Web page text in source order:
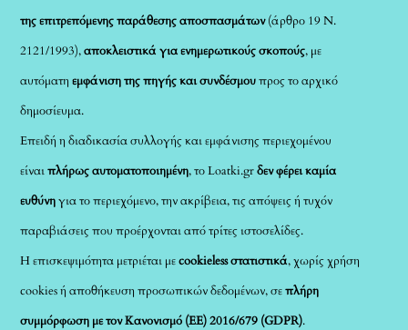
της επιτρεπόμενης παράθεσης αποσπασμάτων(άρθρο 19 Ν.
2121/1993),αποκλειστικά για ενημερωτικούς σκοπούς, με
αυτόματηεμφάνιση της πηγής και συνδέσμουπρος το αρχικό
δημοσίευμα.
Επειδή η διαδικασία συλλογής και εμφάνισης περιεχομένου
είναιπλήρως αυτοματοποιημένη, το Loatki.grδεν φέρει καμία
ευθύνηγια το περιεχόμενο, την ακρίβεια, τις απόψεις ή τυχόν
παραβιάσεις που προέρχονται από τρίτες ιστοσελίδες.
Η επισκεψιμότητα μετριέται μεcookieless στατιστικά, χωρίς χρήση
cookies ή αποθήκευση προσωπικών δεδομένων, σεπλήρη
συμμόρφωση με τον Κανονισμό (ΕΕ) 2016/679 (GDPR).